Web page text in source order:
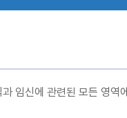
임신에 관련된 모든 영